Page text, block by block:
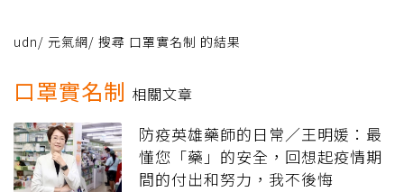
udn/ 元氣網/ 搜尋 口罩實名制 的結果
口罩實名制 相關文章
防疫英雄藥師的日常／王明媛：最
懂您「藥」的安全，回想起疫情期
間的付出和努力，我不後悔